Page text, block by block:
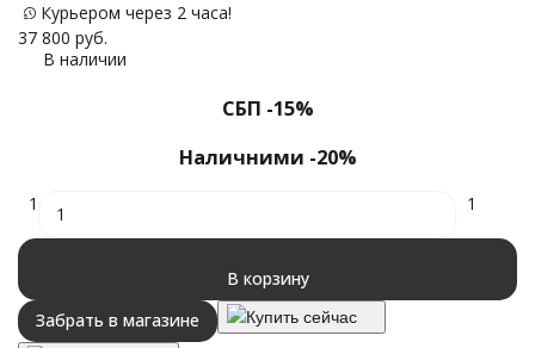
Курьером через 2 часа!
37 800 руб.
В наличии
СБП -15%
Наличними -20%
1 1
В корзину
Забрать в магазине
Купить сейчас